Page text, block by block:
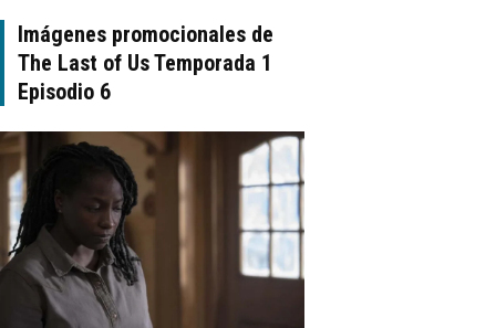
Imágenes promocionales de
The Last of Us Temporada 1
Episodio 6